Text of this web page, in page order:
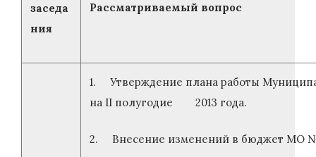
заседа
ния
Рассматриваемый вопрос
1. Утверждение плана работы
на II полугодие 2013 года.
2. Внесение изменений в бюджет МО №